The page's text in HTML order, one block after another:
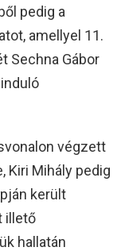
pedig a
amellyel 11.
Sechna Gábor
végzett
Kiri Mihály pedig
került
illető
hallatán